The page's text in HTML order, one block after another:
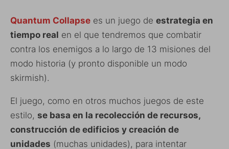
Quantum Collapse es un juego de estrategia en
tiempo real en el que tendremos que combatir
contra los enemigos a lo largo de 13 misiones del
modo historia (y pronto disponible un modo
skirmish).
El juego, como en otros muchos juegos de este
estilo, se basa en la recolección de recursos,
construcción de edificios y creación de
unidades (muchas unidades), para intentar